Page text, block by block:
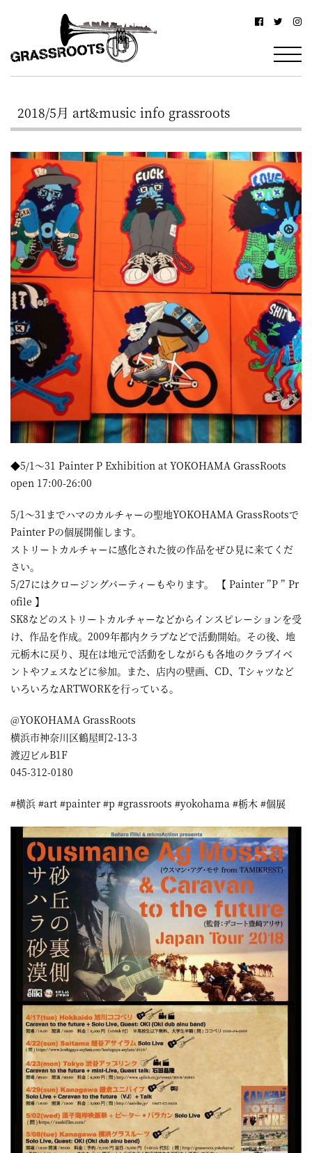
浜
グ
ス
ル
ー
ツ
–
YOKOHAMA
Grassroots
–
駅
北
西
口
か
ら
徒
歩
約
3
分・
鶴
屋
町
に
あ
る
ダ
イ
ニ
ン
グ
バ
ー
2018/5月 art&music info grassroots
◆5/1〜31 Painter P Exhibition at YOKOHAMA GrassRoots
open 17:00-26:00
5/1〜31までハマのカルチャーの聖地YOKOHAMA GrassRootsで
Painter Pの個展開催します。
ストリートカルチャーに感化された彼の作品をぜひ見に来てくだ
さい。
5/27にはクロージングパーティーもやります。 【 Painter ”P ” Pr
ofile 】
SK8などのストリートカルチャーなどからインスピレーションを受
け、作品を作成。2009年都内クラブなどで活動開始。その後、地
元栃木に戻り、現在は地元で活動をしながらも各地のクラブイベ
ントやフェスなどに参加。また、店内の壁画、CD、Tシャツなど
いろいろなARTWORKを行っている。
@YOKOHAMA GrassRoots
横浜市神奈川区鶴屋町2-13-3
渡辺ビルB1F
045-312-0180
#横浜 #art #painter #p #grassroots #yokohama #栃木 #個展